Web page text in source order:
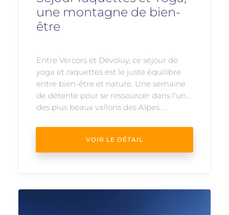
une montagne de bien-
être
Entre Vercors et Dévoluy, ce séjour de
yoga et raquettes est le juste équilibre
entre bien-être et nature. Une semaine
de détente pour se ressourcer dans l'un
des plus beaux vallons des Alpes. ...
VOIR LE DÉTAIL